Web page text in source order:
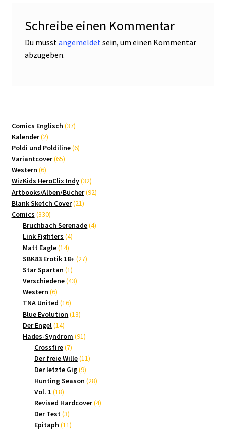
Schreibe einen Kommentar
Du musst angemeldet sein, um einen Kommentar
abzugeben.
Comics Englisch 3737
Kalender 22
Produkte
Poldi und Poldiline 66
Variantcover 6565
Western 66
Produkte
WizKids HeroClix Indy 3232
Produkte
Artbooks/Alben/Bücher 9292
Blank Sketch Cover 2121
Comics 330330
Produkte
Bruchbach Serenade 44
Link Fighters 44
Matt Eagle 1414
Produkte
SBK83 Erotik 18+ 2727
Star Spartan 11
Produkt
Verschiedene 4343
Western 66
Produkte
TNA United 1616
Produkte
Blue Evolution 1313
Der Engel 1414
Produkte
Hades-Syndrom 9191
Crossfire 77
Produkte
Der freie Wille 1111
Der letzte Gig 99
Produkte
Hunting Season 2828
Vol. 1 1818
Produkte
Revised Hardcover 44
Der Test 33
Produkte
Epitaph 1111